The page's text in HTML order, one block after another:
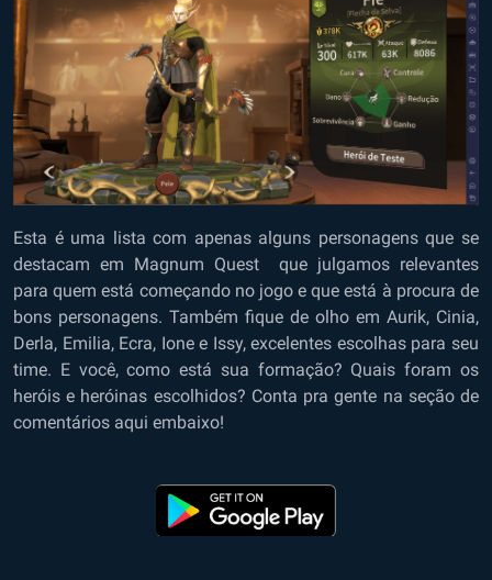
Esta é uma lista com apenas alguns personagens que se
destacam em Magnum Quest que julgamos relevantes
para quem está começando no jogo e que está à procura de
bons personagens. Também fique de olho em Aurik, Cinia,
Derla, Emilia, Ecra, Ione e Issy, excelentes escolhas para seu
time. E você, como está sua formação? Quais foram os
heróis e heróinas escolhidos? Conta pra gente na seção de
comentários aqui embaixo!